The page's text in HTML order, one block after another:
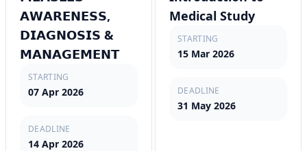
𝗔𝗪𝗔𝗥𝗘𝗡𝗘𝗦𝗦,
𝗗𝗜𝗔𝗚𝗡𝗢𝗦𝗜𝗦 &
𝗠𝗔𝗡𝗔𝗚𝗘𝗠𝗘𝗡𝗧
STARTING
07 Apr 2026
DEADLINE
14 Apr 2026
Medical Study
STARTING
15 Mar 2026
DEADLINE
31 May 2026